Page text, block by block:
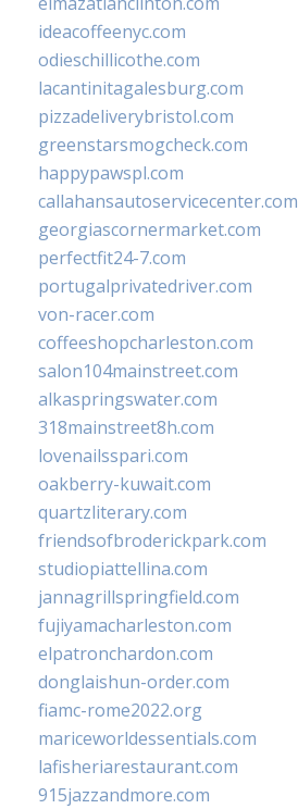
ideacoffeenyc.com
odieschillicothe.com
lacantinitagalesburg.com
pizzadeliverybristol.com
greenstarsmogcheck.com
happypawspl.com
callahansautoservicecenter.com
georgiascornermarket.com
perfectfit24-7.com
portugalprivatedriver.com
von-racer.com
coffeeshopcharleston.com
salon104mainstreet.com
alkaspringswater.com
318mainstreet8h.com
lovenailsspari.com
oakberry-kuwait.com
quartzliterary.com
friendsofbroderickpark.com
studiopiattellina.com
jannagrillspringfield.com
fujiyamacharleston.com
elpatronchardon.com
donglaishun-order.com
fiamc-rome2022.org
mariceworldessentials.com
lafisheriarestaurant.com
915jazzandmore.com